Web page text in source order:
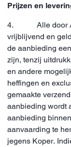
Prijzen en
4. Alle door
vrijblijvend en
de aanbieding
zijn, tenzij
en andere
heffingen en
gemaakte
aanbieding wordt
aanbieding
aanvaarding te
jegens Koper.